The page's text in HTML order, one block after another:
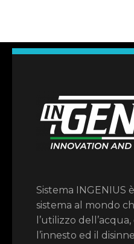
Sistema INGENIUS
sistema al mondo
l’utilizzo
l’innesto ed il